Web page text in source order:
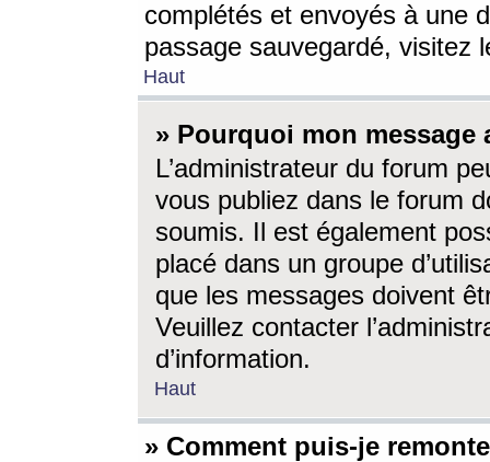
complétés et envoyés à une
passage sauvegardé, visitez
Haut
» Pourquoi mon message
L’administrateur du forum
vous publiez dans le forum
soumis. Il est également
placé dans un groupe
que les messages doivent
Veuillez contacter
d’information.
Haut
» Comment puis-je